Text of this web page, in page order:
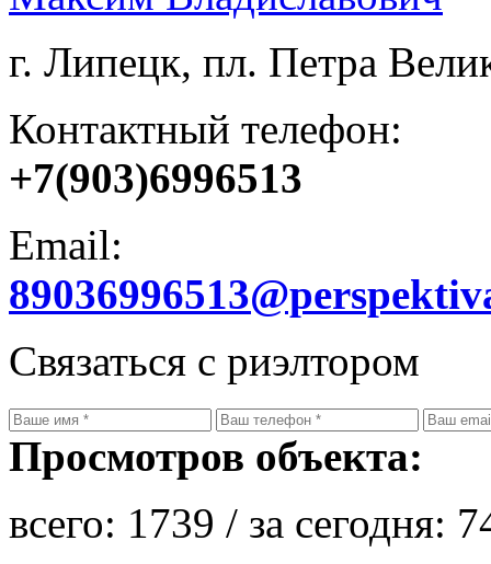
г. Липецк, пл. Петра
Контактный телефон:
+7(903)6996513
Email:
Связаться с риэлтором
Просмотров объекта:
всего: 1739 / за сегодня: